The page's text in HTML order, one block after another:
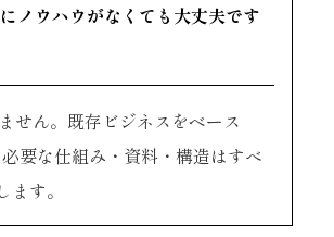
ノウハウがなくても大丈夫です
せん。既存ビジネスをベース
要な仕組み・資料・構造はすべ
す。